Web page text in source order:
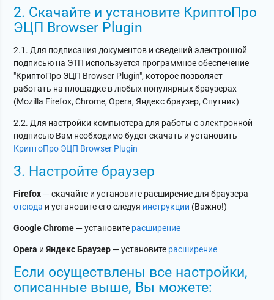
2. Скачайте и установите КриптоПро
ЭЦП Browser Plugin
2.1. Для подписания документов и сведений электронной
подписью на ЭТП используется программное обеспечение
"КриптоПро ЭЦП Browser Plugin", которое позволяет
работать на площадке в любых популярных браузерах
(Mozilla Firefox, Chrome, Opera, Яндекс браузер, Спутник)
2.2. Для настройки компьютера для работы с электронной
подписью Вам необходимо будет скачать и установить
КриптоПро ЭЦП Browser Plugin
3. Настройте браузер
Firefox — скачайте и установите расширение для браузера
отсюда и установите его следуя инструкции (Важно!)
Google Chrome — установите расширение
Opera иЯндекс Браузер — установите расширение
Если осуществлены все настройки,
описанные выше, Вы можете: